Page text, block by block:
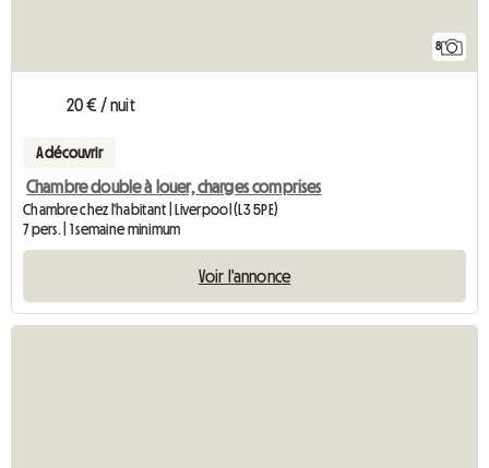
8
20 € / nuit
A découvrir
Chambre double à louer, charges comprises
Chambre chez l'habitant | Liverpool (L3 5PE)
7 pers. | 1 semaine minimum
Voir l'annonce